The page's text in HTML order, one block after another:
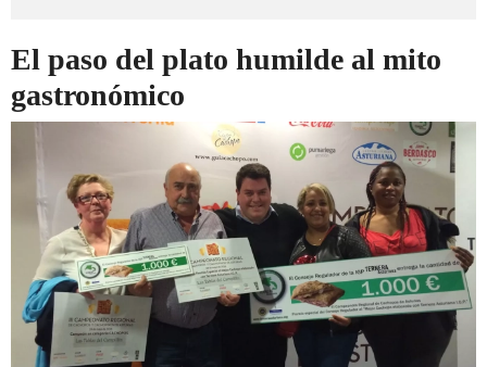
El paso del plato humilde al mito
gastronómico